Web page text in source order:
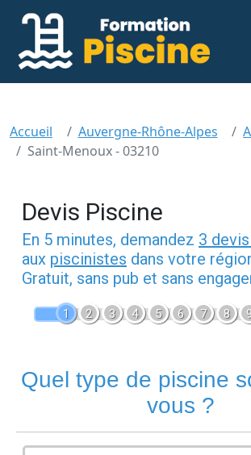
Accueil Auvergne-Rhône-Alpes
Saint-Menoux - 03210
Devis Piscine
En 5 minutes, demandez 3
aux piscinistes dans votre
Gratuit, sans pub et sans
1 2 3 4 5 6 7 8
Quel type de piscine
vous ?